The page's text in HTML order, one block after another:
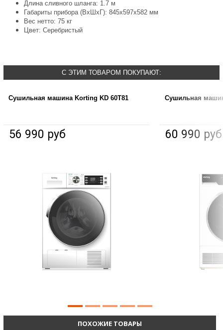
Длина сливного шланга: 1.7 м
Габариты прибора (ВхШхГ): 845x597x582 мм
Вес нетто: 75 кг
Цвет: Серебристый
С ЭТИМ ТОВАРОМ ПОКУПАЮТ:
Сушильная машина Korting KD 60T81
56 990 руб
Сушильная
60 990 руб
ПОХОЖИЕ ТОВАРЫ